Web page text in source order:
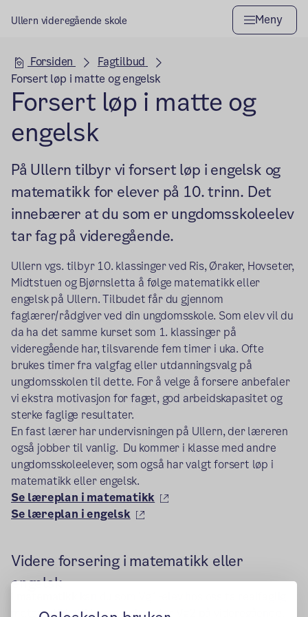
Ullern videregående skole Meny
Hovedseksjon
Forsiden
Fagtilbud
Forsert løp i matte og engelsk
Forsert løp i matte og
engelsk
På Ullern tilbyr vi forsert løp i engelsk og
matematikk for elever på 10. trinn. Det
innebærer at du som er ungdomsskoleelev
tar fag på videregående.
Ullern vgs. tilbyr 10. klassinger ved Ris, Øraker, Hovseter,
Midtstuen og Bjørnsletta å følge matematikk eller
engelsk på Ullern. Tilbudet får du gjennom
faglærer/rådgiver ved din ungdomsskole. Som elev vil du
da ha det samme kurset som 1. klassinger på
videregående har, tilsvarende fem timer i uka. Ofte
brukes timer fra valgfag eller utdanningsvalg på
ungdomsskolen til dette. For å velge å forsere anbefaler
vi ekstra motivasjon for faget, god arbeidskapasitet og
sterke faglige resultater.
En fast lærer har undervisningen på Ullern, der læreren
også jobber til vanlig. Du kommer i klasse med andre
ungdomsskoleelever, som også har valgt forsert løp i
matematikk eller engelsk.
Se læreplan i matematikk
(ekstern lenke)
Se læreplan i engelsk
(ekstern lenke)
Videre forsering i matematikk eller
engelsk
matematikk (R1), som er kurs for Vg2 på videregående.